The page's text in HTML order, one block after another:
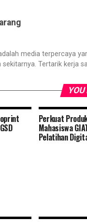
adalah media terpercaya
Tertarik kerja
Perkuat
Mahasiswa
Pelatihan